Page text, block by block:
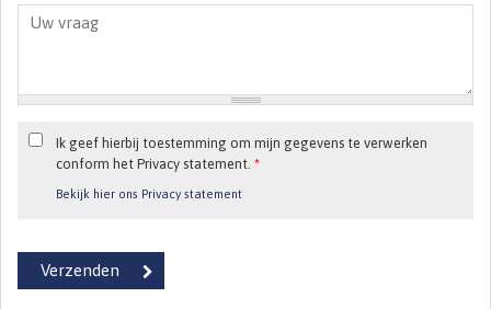
Ik geef hierbij toestemming om mijn gegevens te verwerken
conform het Privacy statement. *
Bekijk hier ons Privacy statement